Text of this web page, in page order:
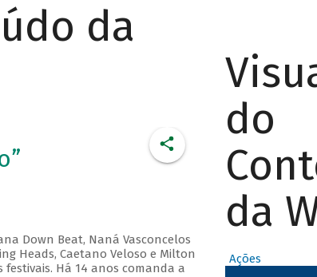
da
Down Beat, Naná Vasconcelos
Heads, Caetano Veloso e Milton
Há 14 anos comanda a
do
da
Ações